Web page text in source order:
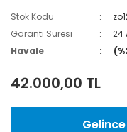
Stok Kodu
Garanti Süresi
24
Havale
42.000,00 TL